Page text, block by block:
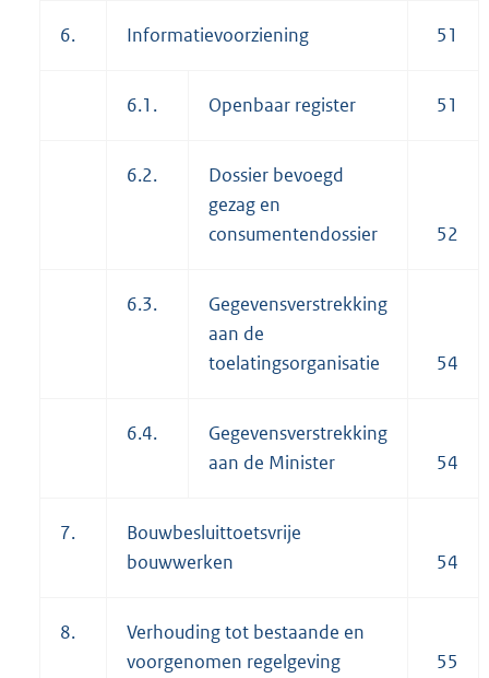
6. Informatievoorziening 51
6.1. Openbaar register 51
6.2.
Dossier bevoegd
gezag en
consumentendossier
52
6.3.
Gegevensverstrekking
aan de
toelatingsorganisatie
54
6.4.
Gegevensverstrekking
aan de Minister
54
7.
Bouwbesluittoetsvrije
bouwwerken
54
8.
Verhouding tot bestaande en
voorgenomen regelgeving
55